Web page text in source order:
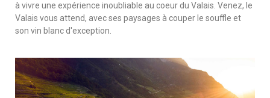
à vivre une expérience inoubliable au coeur du Valais. Venez, le
Valais vous attend, avec ses paysages à couper le souffle et
son vin blanc d'exception.